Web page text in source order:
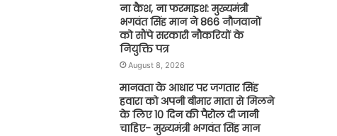
ना कैश, ना फरमाइश: मुख्यमंत्री
भगवंत सिंह मान ने 866 नौजवानों
को सौंपे सरकारी नौकरियों के
नियुक्ति पत्र
August 8, 2026
मानवता के आधार पर जगतार सिंह
हवारा को अपनी बीमार माता से मिलने
के लिए 10 दिन की पैरोल दी जानी
चाहिए- मुख्यमंत्री भगवंत सिंह मान